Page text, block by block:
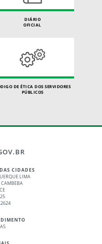
DIÁRIO
OFICIAL
DE ÉTICA DOS SERVIDORES
PÚBLICOS
CIDADES
LIMA
CAMBEBA